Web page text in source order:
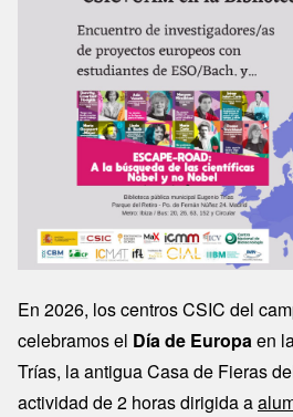
En 2026, los centros CSIC del
celebramos el Día de Europaen
Trías, la antigua Casa de Fieras
actividad de 2 horas dirigida a